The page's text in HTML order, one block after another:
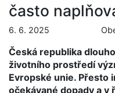
často
6. 6. 2025
Česká republika
životního prostředí
Evropské unie. Přesto
očekávané dopady a v